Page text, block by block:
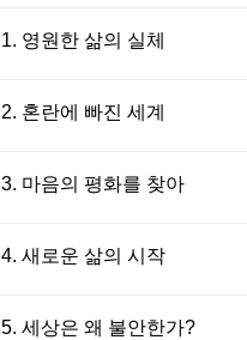
1. 영원한 삶의 실체
2. 혼란에 빠진 세계
3. 마음의 평화를 찾아
4. 새로운 삶의 시작
5. 세상은 왜 불안한가?